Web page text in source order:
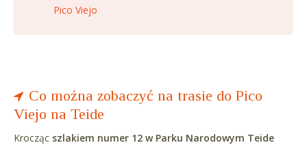
Pico Viejo
Co można zobaczyć na trasie do Pico
Viejo na Teide
Krocząc szlakiem numer 12 w Parku Narodowym Teide